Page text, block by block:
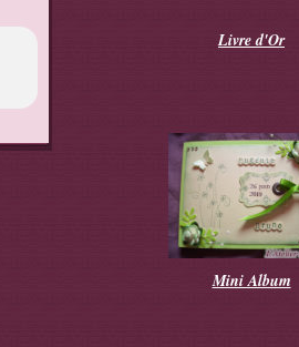
Livre d'Or
Mini Album